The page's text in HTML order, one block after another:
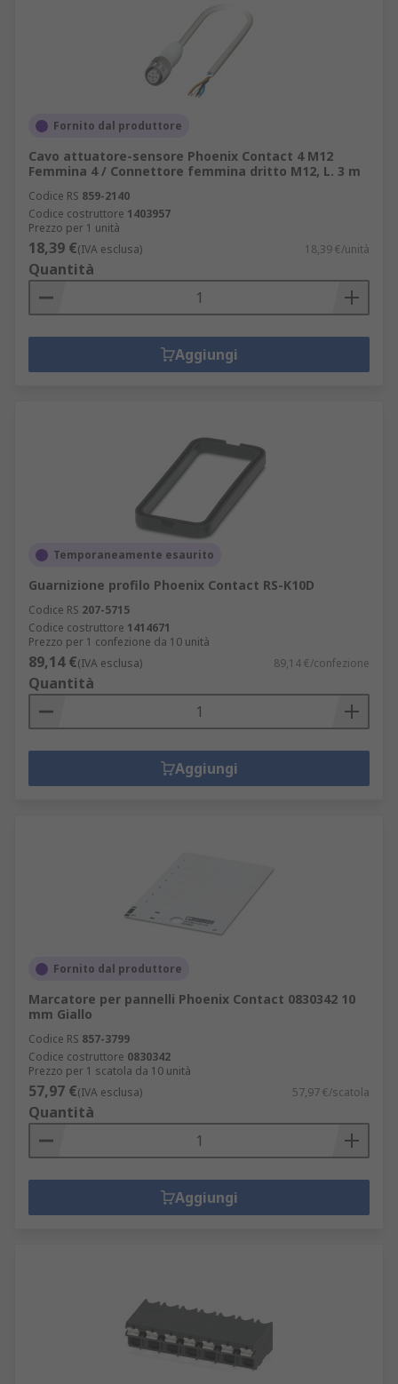
Fornito dal produttore
Cavo attuatore-sensore Phoenix Contact 4 M12
Femmina 4 / Connettore femmina dritto M12, L. 3 m
Codice RS 859-2140
Codice costruttore 1403957
Prezzo per 1 unità
18,39 €(IVA esclusa) 18,39 €/unità
Quantità
Aggiungi
Temporaneamente esaurito
Guarnizione profilo Phoenix Contact RS-K10D
Codice RS 207-5715
Codice costruttore 1414671
Prezzo per 1 confezione da 10 unità
89,14 €(IVA esclusa) 89,14 €/confezione
Quantità
Aggiungi
Fornito dal produttore
Marcatore per pannelli Phoenix Contact 0830342 10
mm Giallo
Codice RS 857-3799
Codice costruttore 0830342
Prezzo per 1 scatola da 10 unità
57,97 €(IVA esclusa) 57,97 €/scatola
Quantità
Aggiungi